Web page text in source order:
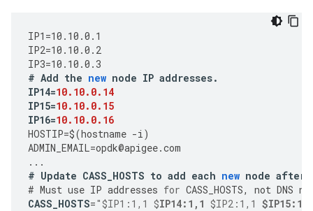
IP1 =10.10.0.1
IP2=10.10.0.2
IP3=10.10.0.3
# Add the new node IP addresses.
IP14=10.10.0.14
IP15=10.10.0.15
IP16=10.10.0.16
HOSTIP=$(hostname -i)
ADMIN_EMAIL=opdk@apigee.com
...
# Update CASS_HOSTS to add each new node after
# Must use IP addresses for CASS_HOSTS, not DNS
CASS_HOSTS="$IP1:1,1 $IP14:1,1 $IP2:1,1 $IP15:1,1